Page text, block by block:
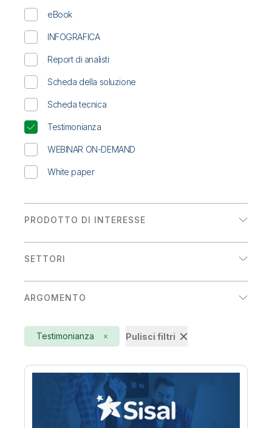
Documentazione di prodotto
Sedi nel mondo
Qlik
Talend
eBook
INFOGRAFICA
Report di analisti
Scheda della soluzione
Scheda tecnica
Testimonianza
WEBINAR ON-DEMAND
White paper
PRODOTTO DI INTERESSE
Analytics
SETTORI
Energia e servizi di pubblica utilità
Prodotti di consumo
Servizi finanziari
ARGOMENTO
Analytics aumentate
Automatizzazione del data warehouse
Big Data
Testimonianza Pulisci filtri